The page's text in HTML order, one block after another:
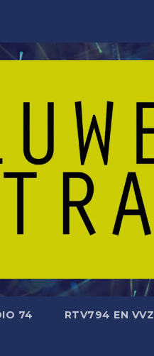
74 RTV794 EN VVZ